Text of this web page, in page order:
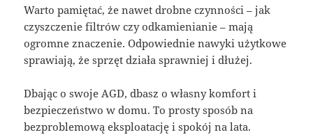
Warto pamiętać, że nawet drobne czynności – jak
czyszczenie filtrów czy odkamienianie – mają
ogromne znaczenie. Odpowiednie nawyki użytkowe
sprawiają, że sprzęt działa sprawniej i dłużej.
Dbając o swoje AGD, dbasz o własny komfort i
bezpieczeństwo w domu. To prosty sposób na
bezproblemową eksploatację i spokój na lata.